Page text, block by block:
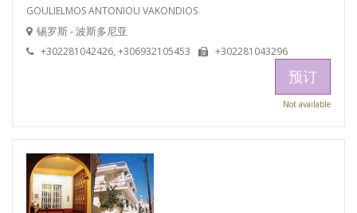
GOULIELMOS ANTONIOU VAKONDIOS
锡罗斯 - 波斯多尼亚
+302281042426, +306932105453 +302281043296
预订
Not available